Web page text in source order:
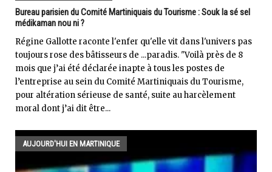
Bureau parisien du Comité Martiniquais du Tourisme : Souk la sé sel
médikaman nou ni ?
Régine Gallotte raconte l'enfer qu'elle vit dans l'univers pas
toujours rose des bâtisseurs de ...paradis. "Voilà près de 8
mois que j’ai été déclarée inapte à tous les postes de
l’entreprise au sein du Comité Martiniquais du Tourisme,
pour altération sérieuse de santé, suite au harcèlement
moral dont j’ai dit être...
AUJOURD'HUI EN MARTINIQUE